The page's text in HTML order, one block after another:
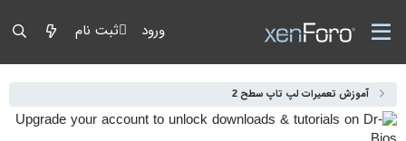
ورود ثبت نام
آموزش تعمیرات لپ تاپ سطح 2